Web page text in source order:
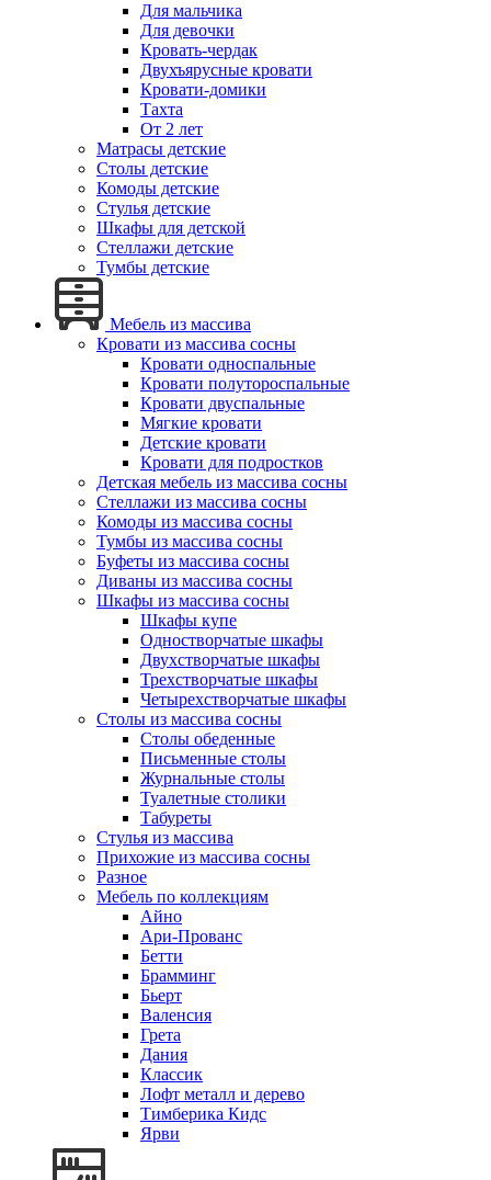
Для мальчика
Для девочки
Кровать-чердак
Двухъярусные кровати
Кровати-домики
Тахта
От 2 лет
Матрасы детские
Столы детские
Комоды детские
Стулья детские
Шкафы для детской
Стеллажи детские
Тумбы детские
Мебель из массива
Кровати из массива сосны
Кровати односпальные
Кровати полутороспальные
Кровати двуспальные
Мягкие кровати
Детские кровати
Кровати для подростков
Детская мебель из массива сосны
Стеллажи из массива сосны
Комоды из массива сосны
Тумбы из массива сосны
Буфеты из массива сосны
Диваны из массива сосны
Шкафы из массива сосны
Шкафы купе
Одностворчатые шкафы
Двухстворчатые шкафы
Трехстворчатые шкафы
Четырехстворчатые шкафы
Столы из массива сосны
Столы обеденные
Письменные столы
Журнальные столы
Туалетные столики
Табуреты
Стулья из массива
Прихожие из массива сосны
Разное
Мебель по коллекциям
Айно
Ари-Прованс
Бетти
Брамминг
Бьерт
Валенсия
Грета
Дания
Классик
Лофт металл и дерево
Тимберика Кидс
Ярви